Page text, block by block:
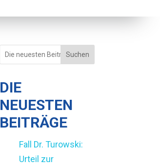
Suchen
DIE
NEUESTEN
BEITRÄGE
Fall Dr. Turowski:
Urteil zur